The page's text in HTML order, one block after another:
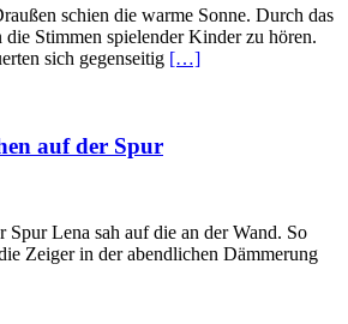
schien die warme Sonne. Durch das
die Stimmen spielender Kinder zu hören.
sich gegenseitig […]
auf der Spur
Spur Lena sah auf die an der Wand. So
Zeiger in der abendlichen Dämmerung